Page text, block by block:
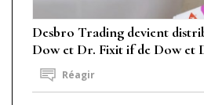
Desbro Trading devient
Dow et Dr. Fixit if de Dow et
Réagir